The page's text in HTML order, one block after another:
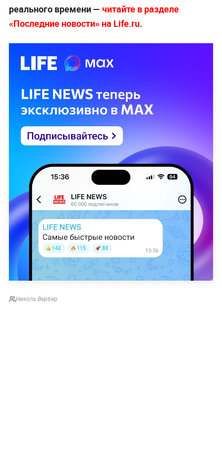
реального времени — читайте в разделе
«Последние новости» на Life.ru.
Николь Вербер